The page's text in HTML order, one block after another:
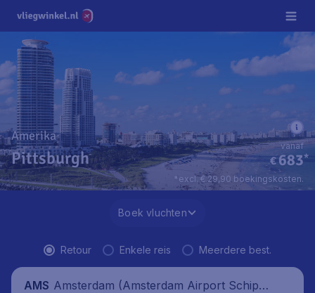
Amerika
Pittsburgh € 683*
vanaf
*excl. € 29,90 boekingskosten.
Boek vluchten
Retour Enkele reis Meerdere best.
AMS Amsterdam (Amsterdam Airport Schipho